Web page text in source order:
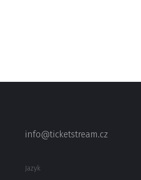
info@ticketstream.cz
Jazyk